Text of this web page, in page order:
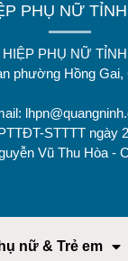
PHỤ NỮ
PHỤ NỮ
phường Hồng
STTTT ngày
Vũ Thu Hòa -
nữ & Trẻ em